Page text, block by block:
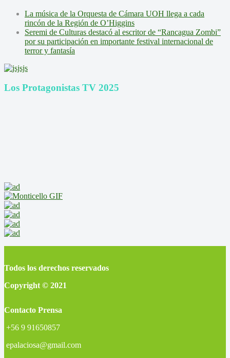
La música de la Orquesta de Cámara UOH llega a cada
rincón de la Región de O’Higgins
Seremi de Culturas destacó al escritor de “Rancagua Zombi”
por su participación en importante festival internacional de
terror y fantasía
Los Protagonistas TV 2025
Todos los derechos reservados
Copyright © 2021
Contacto Prensa
+56 9 91650857
epalaciosa@gmail.com